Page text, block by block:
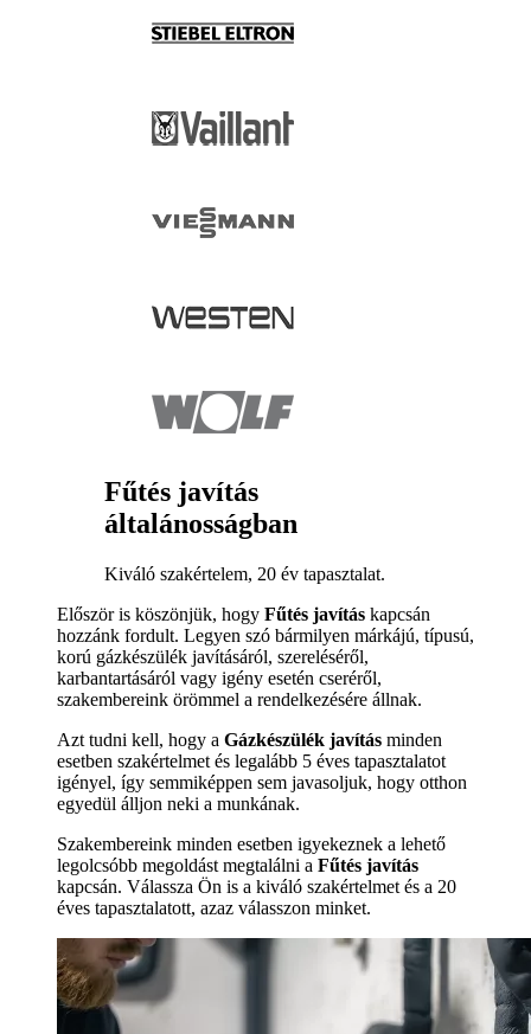
Fűtés javítás
általánosságban
Kiváló szakértelem, 20 év tapasztalat.
Először is köszönjük, hogy Fűtés javítás kapcsán
hozzánk fordult. Legyen szó bármilyen márkájú, típusú,
korú gázkészülék javításáról, szereléséről,
karbantartásáról vagy igény esetén cseréről,
szakembereink örömmel a rendelkezésére állnak.
Azt tudni kell, hogy a Gázkészülék javítás minden
esetben szakértelmet és legalább 5 éves tapasztalatot
igényel, így semmiképpen sem javasoljuk, hogy otthon
egyedül álljon neki a munkának.
Szakembereink minden esetben igyekeznek a lehető
legolcsóbb megoldást megtalálni a Fűtés javítás
kapcsán. Válassza Ön is a kiváló szakértelmet és a 20
éves tapasztalatott, azaz válasszon minket.